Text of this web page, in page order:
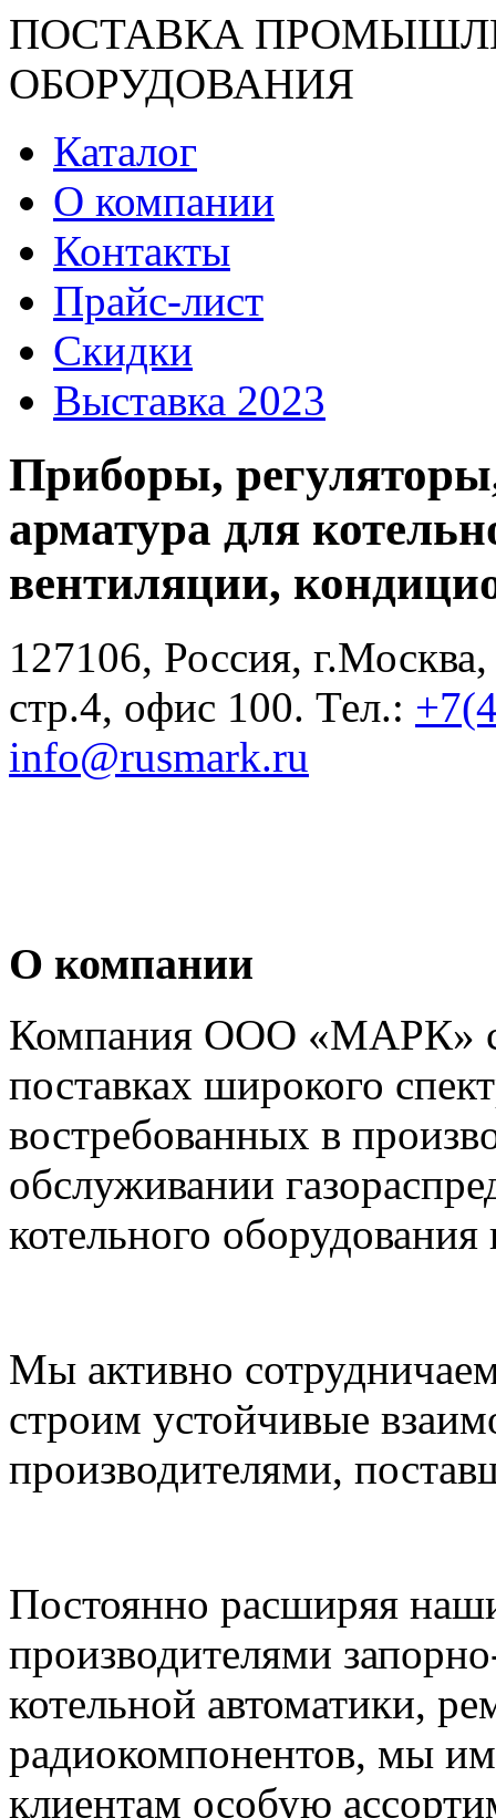
ПОСТАВКА
ОБОРУДОВАНИЯ
Каталог
О компании
Контакты
Прайс-лист
Скидки
Выставка 2023
Приборы,
арматура для
вентиляции,
127106, Россия,
стр.4, офис 100. Тел.:
info@rusmark.ru
О компании
Компания ООО «МАРК» с
поставках широкого
востребованных в
обслуживании
котельного оборудования
Мы активно
строим устойчивые
производителями,
Постоянно расширяя
производителями
котельной автоматики,
радиокомпонентов, мы
клиентам особую